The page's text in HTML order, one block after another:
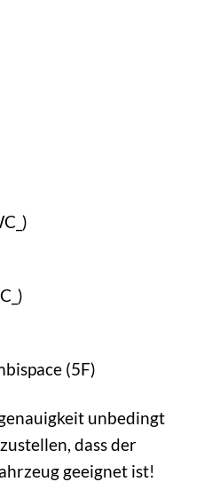
(5F)
unbedingt
dass der
geeignet ist!